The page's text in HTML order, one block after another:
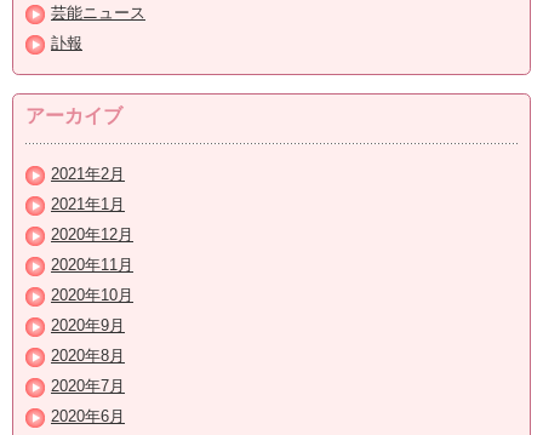
芸能ニュース
訃報
アーカイブ
2021年2月
2021年1月
2020年12月
2020年11月
2020年10月
2020年9月
2020年8月
2020年7月
2020年6月